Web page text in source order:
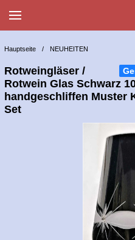
Hauptseite / NEUHEITEN
Rotweingläser /
Rotwein Glas Schwarz
handgeschliffen Muster
Set